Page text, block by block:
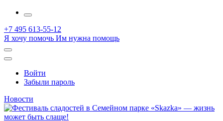
More
+7 495 613-55-12
Я хочу помочь Им нужна помощь
Открыть
поиск
Профиль
Войти
Забыли пароль
Новости